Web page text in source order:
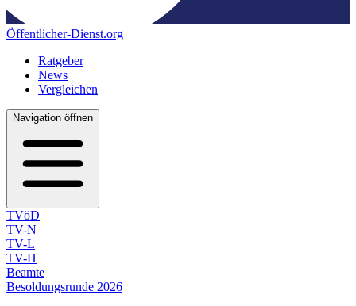
Öffentlicher-Dienst.org
Ratgeber
News
Vergleichen
Navigation öffnen
TVöD
TV-N
TV-L
TV-H
Beamte
Besoldungsrunde 2026